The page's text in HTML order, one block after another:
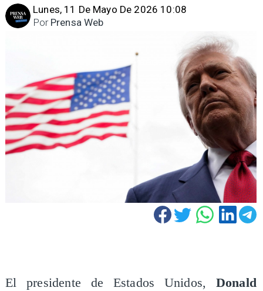
Lunes, 11 De Mayo De 2026 10:08
Prensa Web
Por
El presidente de Estados Unidos, Donald